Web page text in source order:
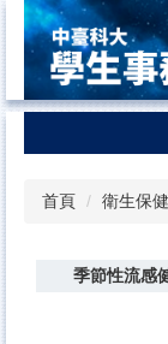
到
主
要
內
課外活動及服務
首頁 衛生保
季節性流感